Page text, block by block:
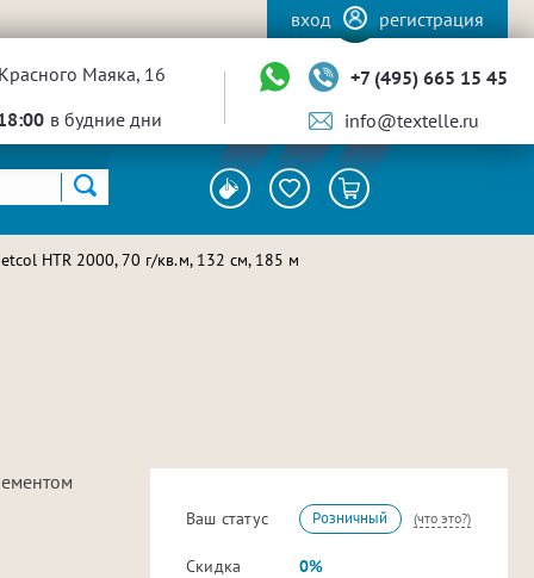
вход регистрация
Маяка, 16
в будние дни
+7 (495) 665 15 45
info@textelle.ru
HTR 2000, 70 г/кв.м, 132 см, 185 м
Ваш статус Розничный (что это?)
Скидка
0%